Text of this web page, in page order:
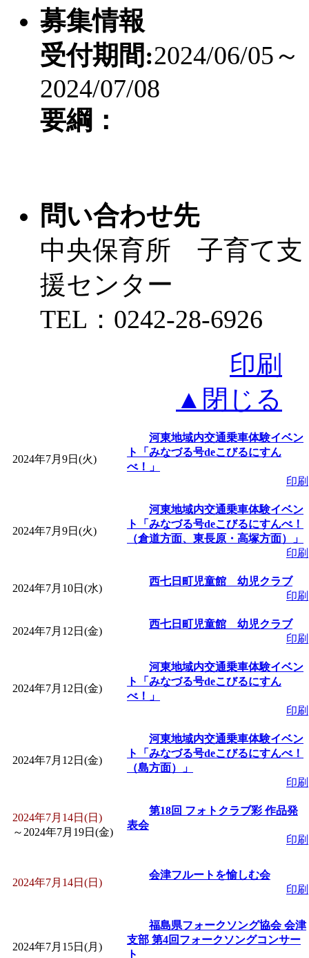
募集情報
受付期間:2024/06/05～
2024/07/08
要綱：
問い合わせ先
中央保育所 子育て支
援センター
TEL：0242-28-6926
印刷
▲閉じる
2024年7月9日(火)
河東地域内交通乗車体験イベン
ト「みなづる号deこびるにすん
べ！」
印刷
2024年7月9日(火)
河東地域内交通乗車体験イベン
ト「みなづる号deこびるにすんべ！
（倉道方面、東長原・高塚方面）」
印刷
2024年7月10日(水)
西七日町児童館 幼児クラブ
印刷
2024年7月12日(金)
西七日町児童館 幼児クラブ
印刷
2024年7月12日(金)
河東地域内交通乗車体験イベン
ト「みなづる号deこびるにすん
べ！」
印刷
2024年7月12日(金)
河東地域内交通乗車体験イベン
ト「みなづる号deこびるにすんべ！
（島方面）」
印刷
2024年7月14日(日)
～ 2024年7月19日(金)
第18回 フォトクラブ彩 作品発
表会
印刷
2024年7月14日(日)
会津フルートを愉しむ会
印刷
2024年7月15日(月)
福島県フォークソング協会 会津
支部 第4回フォークソングコンサー
ト